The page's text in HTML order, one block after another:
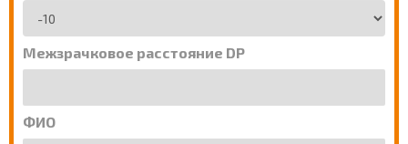
Межзрачковое расстояние DP
ФИО